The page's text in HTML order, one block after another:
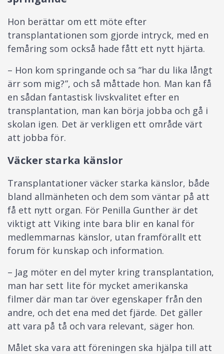
Hon berättar om ett möte efter
transplantationen som gjorde intryck, med en
femåring som också hade fått ett nytt hjärta.
– Hon kom springande och sa ”har du lika långt
ärr som mig?”, och så måttade hon. Man kan få
en sådan fantastisk livskvalitet efter en
transplantation, man kan börja jobba och gå i
skolan igen. Det är verkligen ett område värt
att jobba för.
Väcker starka känslor
Transplantationer väcker starka känslor, både
bland allmänheten och dem som väntar på att
få ett nytt organ. För Penilla Gunther är det
viktigt att Viking inte bara blir en kanal för
medlemmarnas känslor, utan framförallt ett
forum för kunskap och information.
– Jag möter en del myter kring transplantation,
man har sett lite för mycket amerikanska
filmer där man tar över egenskaper från den
andre, och det ena med det fjärde. Det gäller
att vara på tå och vara relevant, säger hon.
Målet ska vara att föreningen ska hjälpa till att